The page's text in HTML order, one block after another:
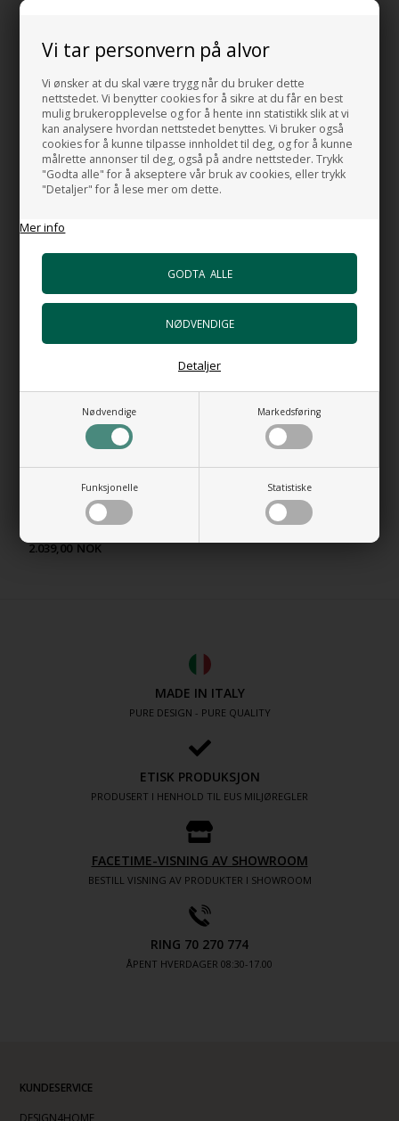
Vi tar personvern på alvor
Vi ønsker at du skal være trygg når du bruker dette
nettstedet. Vi benytter cookies for å sikre at du får en best
mulig brukeropplevelse og for å hente inn statistikk slik at vi
kan analysere hvordan nettstedet benyttes. Vi bruker også
cookies for å kunne tilpasse innholdet til deg, og for å kunne
målrette annonser til deg, også på andre nettsteder. Trykk
"Godta alle" for å akseptere vår bruk av cookies, eller trykk
"Detaljer" for å lese mer om dette.
Mer info
Nødvendige Markedsføring
Funksjonelle Statistiske
Detaljer
Design: Angeletti Ruzza
PRIS ER FOR TOALETTSETE MED SOFT CLOSE
Vær oppmerksom på at lokket til toalettsetet ikke er designet for å
sitte på.
MADE IN ITALY
RELATEREDE PRODUKTER
Toalettsete for standard
THIN toalett
2.039,00 NOK
Vegghengt toalett THIN
MADE IN ITALY
PURE DESIGN - PURE QUALITY
ETISK PRODUKSJON
PRODUSERT I HENHOLD TIL EUS MILJØREGLER
FACETIME-VISNING AV SHOWROOM
BESTILL VISNING AV PRODUKTER I SHOWROOM
RING 70 270 774
ÅPENT HVERDAGER 08:30-17.00
KUNDESERVICE
DESIGN4HOME